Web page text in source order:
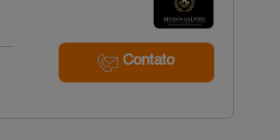
Contato